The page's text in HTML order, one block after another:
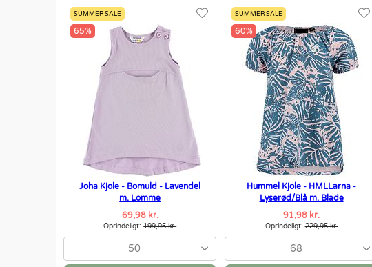
SUMMER SALE
65%
Joha Kjole - Bomuld - Lavendel
m. Lomme
69,98 kr.
Oprindeligt:199,95 kr.
50
SUMMER SALE
60%
Hummel Kjole - HMLLarna -
Lyserød/Blå m. Blade
91,98 kr.
Oprindeligt:229,95 kr.
68